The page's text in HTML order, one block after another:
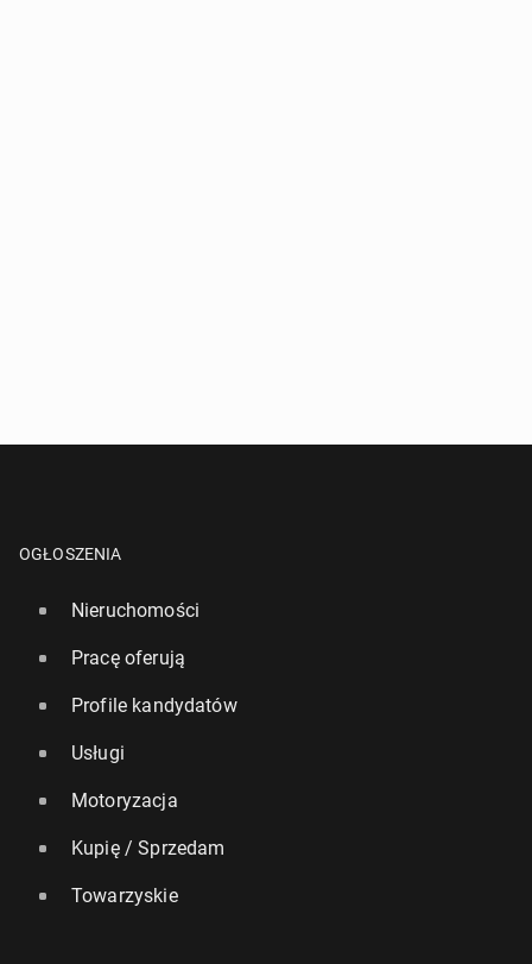
El. MŚ 2026: FIFA ukarała fi­nan­so­wo PZPN za mecz
25 listopada 2025, 16:30
OGŁOSZENIA
Nieruchomości
Pracę oferują
Profile kandydatów
Usługi
Motoryzacja
Kupię / Sprzedam
Towarzyskie